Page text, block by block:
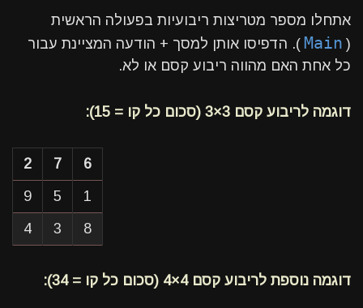
אתחלו מספר מטריצות ריבועיות בפעולה הראשית
(
Main ). הדפיסו אותן למסך + הודעה המציינת עבור
כל אחת האם מהווה ריבוע קסם או לא.
דוגמה לריבוע קסם 3×3 (סכום כל קו = 15):
2 7
6
9
5
1
4
3 8
דוגמה נוספת לריבוע קסם 4×4 (סכום כל קו = 34):